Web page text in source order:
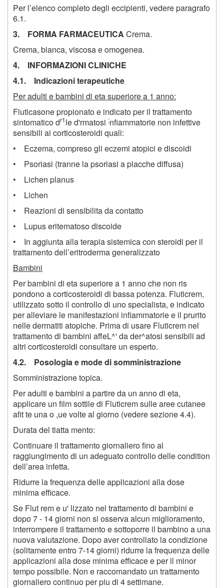
Per l’elenco completo degli eccipienti, vedere paragrafo
6.1.
3. FORMA FARMACEUTICA Crema.
Crema, bianca, viscosa e omogenea.
4. INFORMAZIONI CLINICHE
4.1. Indicazioni terapeutiche
Per adulti e bambini di eta superiore a 1 anno:
Fluticasone propionato e indicato per il trattamento
sintomatico dr1le d'rmatosi ;nfiammatorie non infettive
sensibili ai corticosteroidi quali:
• Eczema, compreso gli eczemi atopici e discoidi
• Psoriasi (tranne la psoriasi a placche diffusa)
• Lichen planus
• Lichen
• Reazioni di sensibilita da contatto
• Lupus eritematoso discoide
• In aggiunta alla terapia sistemica con steroidi per il
trattamento dell’eritroderma generalizzato
Bambini
Per bambini di eta superiore a 1 anno che non ris
pondono a corticosteroidi di bassa potenza. Fluticrem,
utilizzato sotto il controllo di uno specialista, e indicato
per alleviare le manifestazioni infiammatorie e il prurito
nelle dermatiti atopiche. Prima di usare Fluticrem nel
trattamento di bambini affeL^' da der^atosi sensibili ad
altri corticosteroidi consultare un esperto.
4.2. Posologia e mode di somministrazione
Somministrazione topica.
Per adulti e bambini a partire da un anno di eta,
applicare un film sottile di Fluticrem sulle aree cutanee
afit te una o ,ue volte al giorno (vedere sezione 4.4).
Durata del tiatta mento:
Continuare il trattamento giornaliero fino al
raggiungimento di un adeguato controllo delle condition
dell’area infetta.
Ridurre la frequenza delle applicazioni alla dose
minima efficace.
Se Flut rem e u' lizzato nel trattamento di bambini e
dopo 7 - 14 giorni non si osserva alcun miglioramento,
interrompere il trattamento e sottoporre il bambino a una
nuova valutazione. Dopo aver controllato la condizione
(solitamente entro 7-14 giorni) ridurre la frequenza delle
applicazioni alla dose minima efficace e per il minor
tempo possibile. Non e raccomandato un trattamento
giornaliero continuo per piu di 4 settimane.